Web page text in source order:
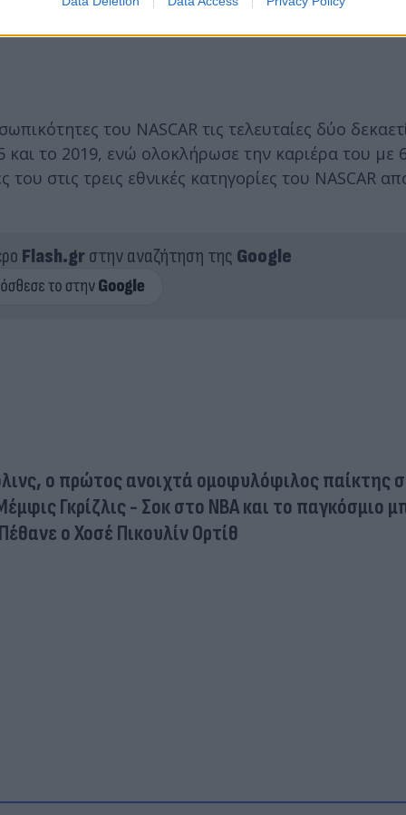
Richard Childress Racing and the entire…
του NASCAR τις τελευταίες δύο
το 2019, ενώ ολοκλήρωσε την καριέρα του με
στις τρεις εθνικές κατηγορίες του NASCAR
Flash.grστην αναζήτηση της Google
ο πρώτος ανοιχτά ομοφυλόφιλος παίκτης
Γκρίζλις - Σοκ στο NBA και το παγκόσμιο
ο Χοσέ Πικουλίν Ορτίθ